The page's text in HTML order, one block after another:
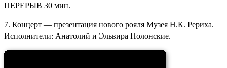
ПЕРЕРЫВ 30 мин.
7. Концерт — презентация нового рояля Музея Н.К. Рериха.
Исполнители: Анатолий и Эльвира Полонские.